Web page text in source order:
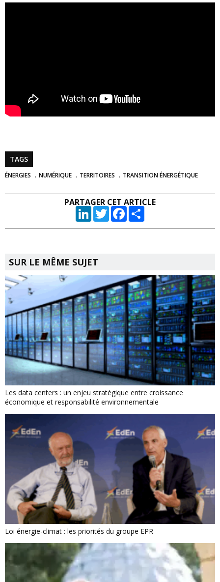
TAGS
ÉNERGIES NUMÉRIQUE TERRITOIRES TRANSITION ÉNERGÉTIQUE
PARTAGER CET ARTICLE
LinkedInTwitterFacebook
SUR LE MÊME SUJET
Les data centers : un enjeu stratégique entre croissance
économique et responsabilité environnementale
Loi énergie-climat : les priorités du groupe EPR